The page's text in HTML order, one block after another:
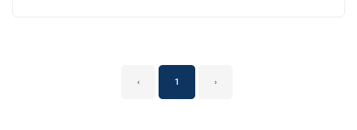
‹ 1 ›